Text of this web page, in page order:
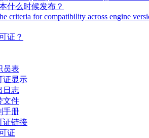
什么时候发布？
criteria for compatibility across engine
证？
员表
证显示
日志
文件
手册
证链接
证